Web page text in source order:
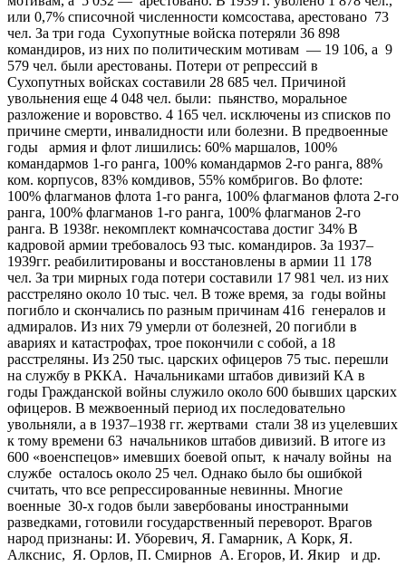
или 0,7% списочной численности комсостава, арестовано 73
чел. За три года Сухопутные войска потеряли 36 898
командиров, из них по политическим мотивам — 19 106, а 9
579 чел. были арестованы. Потери от репрессий в
Сухопутных войсках составили 28 685 чел. Причиной
увольнения еще 4 048 чел. были: пьянство, моральное
разложение и воровство. 4 165 чел. исключены из списков по
причине смерти, инвалидности или болезни. В предвоенные
годы армия и флот лишились: 60% маршалов, 100%
командармов 1-го ранга, 100% командармов 2-го ранга, 88%
ком. корпусов, 83% комдивов, 55% комбригов. Во флоте:
100% флагманов флота 1-го ранга, 100% флагманов флота 2-го
ранга, 100% флагманов 1-го ранга, 100% флагманов 2-го
ранга. В 1938г. некомплект комначсостава достиг 34% В
кадровой армии требовалось 93 тыс. командиров. За 1937–
1939гг. реабилитированы и восстановлены в армии 11 178
чел. За три мирных года потери составили 17 981 чел. из них
расстреляно около 10 тыс. чел. В тоже время, за годы войны
погибло и скончались по разным причинам 416 генералов и
адмиралов. Из них 79 умерли от болезней, 20 погибли в
авариях и катастрофах, трое покончили с собой, а 18
расстреляны. Из 250 тыс. царских офицеров 75 тыс. перешли
на службу в РККА. Начальниками штабов дивизий КА в
годы Гражданской войны служило около 600 бывших царских
офицеров. В межвоенный период их последовательно
увольняли, а в 1937–1938 гг. жертвами стали 38 из уцелевших
к тому времени 63 начальников штабов дивизий. В итоге из
600 «военспецов» имевших боевой опыт, к началу войны на
службе осталось около 25 чел. Однако было бы ошибкой
считать, что все репрессированные невинны. Многие
военные 30-х годов были завербованы иностранными
разведками, готовили государственный переворот. Врагов
народ признаны: И. Уборевич, Я. Гамарник, А Корк, Я.
Алкснис, Я. Орлов, П. Смирнов А. Егоров, И. Якир и др.